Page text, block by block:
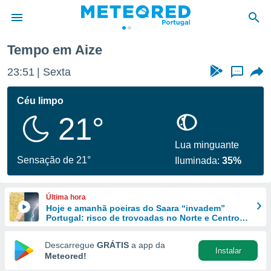
da
foi
fornecidas
a este
das
e
forma
digital
Tempo em Aize
23:51 Sexta ...
Céu limpo
21°
Sensação de 21°
Lua minguante
Iluminada:35%
Última hora
Hoje e amanhã poeiras do Saara “invadem”
Portugal: risco de trovoadas no Norte e Centro
Descarregue GRÁTIS a app da
Meteored!
Instalar